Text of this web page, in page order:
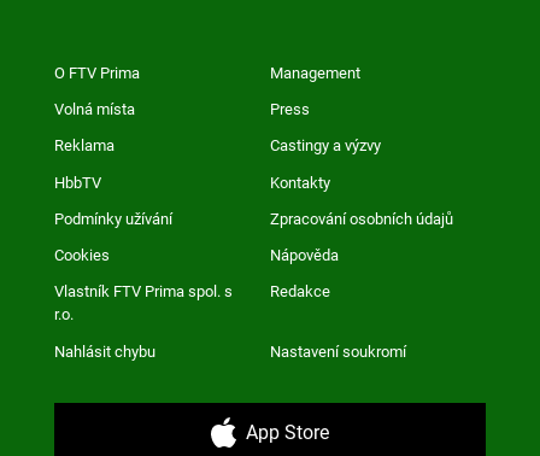
O FTV Prima Management
Volná místa Press
Reklama Castingy a výzvy
HbbTV Kontakty
Podmínky užívání Zpracování osobních údajů
Cookies Nápověda
Vlastník FTV Prima spol. s
r.o.
Redakce
Nahlásit chybu Nastavení soukromí
App Store